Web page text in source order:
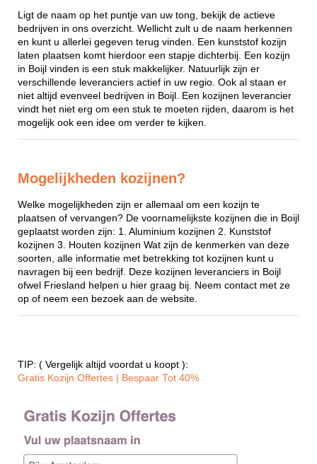
Ligt de naam op het puntje van uw tong, bekijk de actieve
bedrijven in ons overzicht. Wellicht zult u de naam herkennen
en kunt u allerlei gegeven terug vinden. Een kunststof kozijn
laten plaatsen komt hierdoor een stapje dichterbij. Een kozijn
in Boijl vinden is een stuk makkelijker. Natuurlijk zijn er
verschillende leveranciers actief in uw regio. Ook al staan er
niet altijd evenveel bedrijven in Boijl. Een kozijnen leverancier
vindt het niet erg om een stuk te moeten rijden, daarom is het
mogelijk ook een idee om verder te kijken.
Mogelijkheden kozijnen?
Welke mogelijkheden zijn er allemaal om een kozijn te
plaatsen of vervangen? De voornamelijkste kozijnen die in Boijl
geplaatst worden zijn: 1. Aluminium kozijnen 2. Kunststof
kozijnen 3. Houten kozijnen Wat zijn de kenmerken van deze
soorten, alle informatie met betrekking tot kozijnen kunt u
navragen bij een bedrijf. Deze kozijnen leveranciers in Boijl
ofwel Friesland helpen u hier graag bij. Neem contact met ze
op of neem een bezoek aan de website.
TIP: ( Vergelijk altijd voordat u koopt ):
Gratis Kozijn Offertes | Bespaar Tot 40%‎